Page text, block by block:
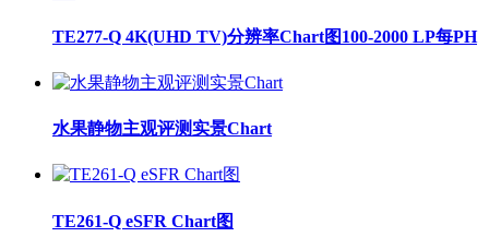
TE277-Q 4K(UHD TV)分辨率Chart图100-2000 LP每PH
水果静物主观评测实景Chart
TE261-Q eSFR Chart图